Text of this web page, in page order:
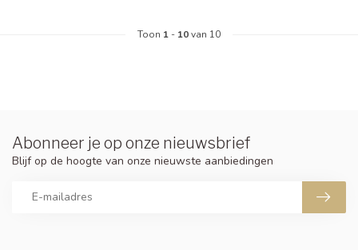
Toon 1 - 10van 10
Abonneer je op onze nieuwsbrief
Blijf op de hoogte van onze nieuwste aanbiedingen